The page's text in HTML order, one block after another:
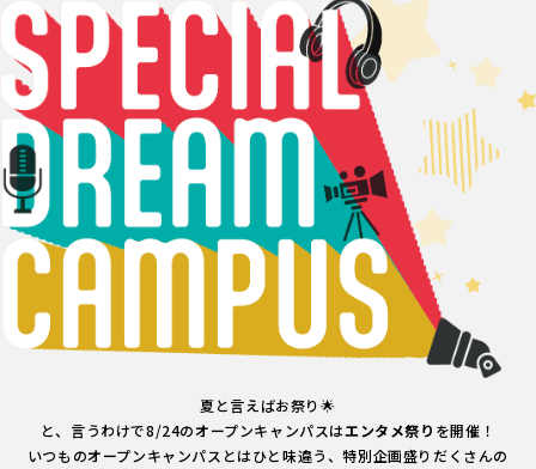
夏と言えばお祭り🌟
と、言うわけで8/24のオープンキャンパスはエンタメ祭り を開催！
いつものオープンキャンパスとはひと味違う、特別企画盛りだくさんの